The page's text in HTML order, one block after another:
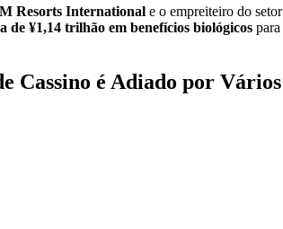
Resorts International e o empreiteiro do
de ¥1,14 trilhão em benefícios biológicos
Cassino é Adiado por